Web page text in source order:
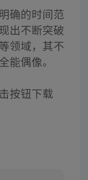
确的时间范
出不断突破
领域，其不
能偶像。
按钮下载